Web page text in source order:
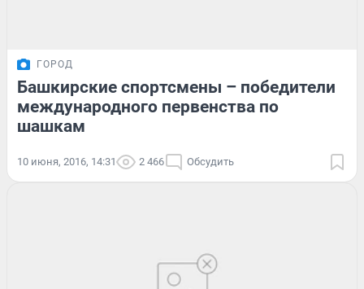
ГОРОД
Башкирские спортсмены – победители
международного первенства по
шашкам
10 июня, 2016, 14:31 2 466 Обсудить